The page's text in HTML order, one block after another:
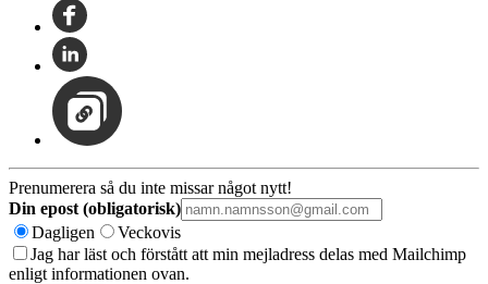
Prenumerera så du inte missar något nytt!
Din epost (obligatorisk)
Dagligen
Veckovis
Jag har läst och förstått att min mejladress delas med Mailchimp
enligt informationen ovan.